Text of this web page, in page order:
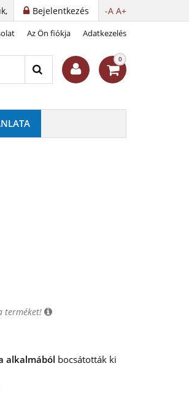
-A A+
Bejelentkezés
Az Ön fiókja Adatkezelés
0
terméket!
alkalmából bocsátották ki